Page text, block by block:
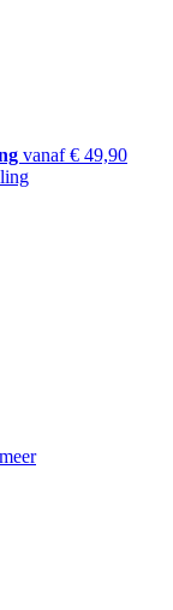
vanaf € 49,90